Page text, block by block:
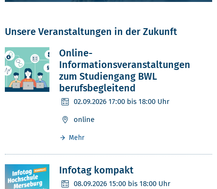
Unsere Veranstaltungen in der Zukunft
Online-
Informationsveranstaltungen
zum Studiengang BWL
berufsbegleitend
02.09.2026 17:00 bis 18:00 Uhr
online
Mehr
Infotag kompakt
08.09.2026 15:00 bis 18:00 Uhr